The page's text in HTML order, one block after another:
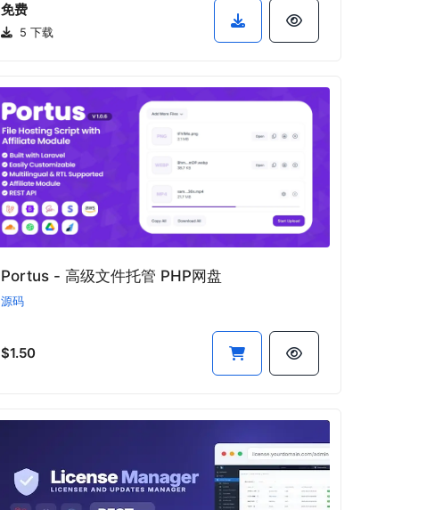
免费
5 下载
Portus - 高级文件托管 PHP网盘
源码
$1.50